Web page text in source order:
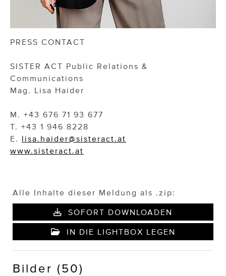
PRESS CONTACT
SISTER ACT Public Relations &
Communications
Mag. Lisa Haider
M. +43 676 71 93 677
T. +43 1 946 8228
E. lisa.haider@sisteract.at
www.sisteract.at
Alle Inhalte dieser Meldung als .zip:
SOFORT DOWNLOADEN
IN DIE LIGHTBOX LEGEN
Bilder (50)